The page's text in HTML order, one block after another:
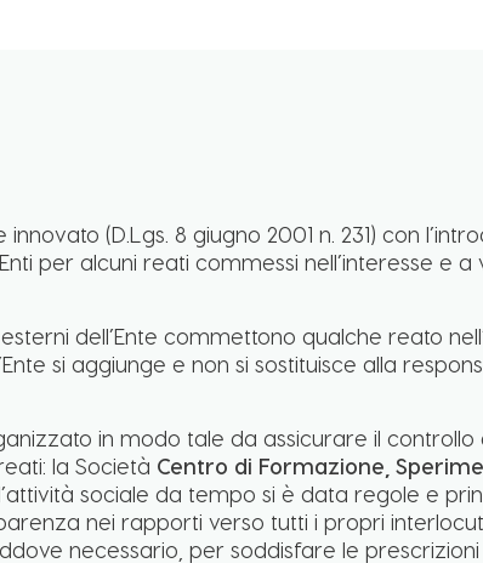
(D.Lgs. 8 giugno 2001 n. 231) con
per alcuni reati commessi nell’interesse e a
dell’Ente commettono qualche reato
si aggiunge e non si sostituisce alla
in modo tale da assicurare il
la Società Centro di Formazione,
sociale da tempo si è data regole e
nei rapporti verso tutti i propri
necessario, per soddisfare le